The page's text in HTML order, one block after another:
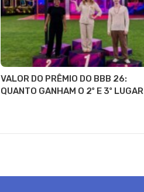
VALOR DO PRÊMIO DO BBB 26:
QUANTO GANHAM O 2º E 3º LUGAR